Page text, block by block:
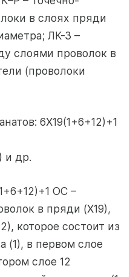
в слоях пряди
ЛК-З –
слоями проволок в
(проволоки
6Х19(1+6+12)+1
и др.
ОС –
в пряди (Х19),
которое состоит из
(1), в первом слое
слое 12